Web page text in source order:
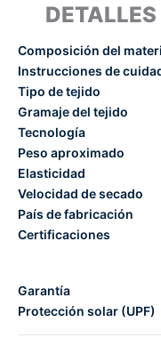
Composición del
Instrucciones de
Tipo de tejido
Gramaje del tejido
Tecnología
Peso aproximado
Elasticidad
Velocidad de secado
País de fabricación
Certificaciones
Garantía
Protección solar (UPF)